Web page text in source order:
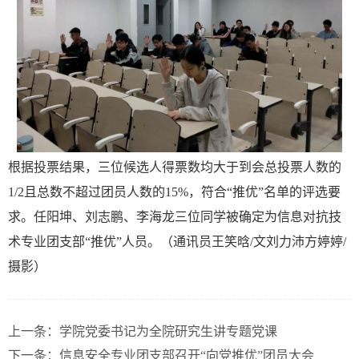
根据投票结果，三位候选人得票数均大于到会总投票人数的
1/2且总数不超过团员人数的15%，符合“推优”名单的评选要
求。任阳坤、刘志鹏、李海龙三位同学被确定为信息对抗技
术专业团支部“推优”人员。（通讯员王笑晗/文刘力沛方婷婷/
摄影）
上一条： 学院党委书记为全院研究生讲专题党课
下一条： 信息安全专业团支部召开“向党推优”团员大会